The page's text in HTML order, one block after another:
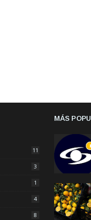
11
3
1
4
8
MÁS